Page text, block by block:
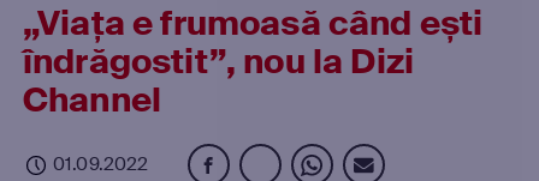
„Viața e frumoasă când ești
îndrăgostit”, nou la Dizi
Channel
01.09.2022